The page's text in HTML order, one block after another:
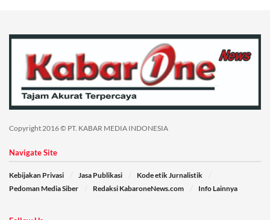
Copyright 2016 © PT. KABAR MEDIA INDONESIA
Navigate Site
Kebijakan Privasi Jasa Publikasi
Kode etik Jurnalistik
Pedoman Media Siber
Redaksi KabaroneNews.com Info Lainnya